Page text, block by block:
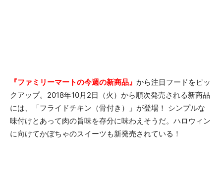
『ファミリーマートの今週の新商品』 から注目フードをピッ
クアップ。2018年10月2日（火）から順次発売される新商品
には、「フライドチキン（骨付き）」が登場！ シンプルな
味付けとあって肉の旨味を存分に味わえそうだ。ハロウィン
に向けてかぼちゃのスイーツも新発売されている！